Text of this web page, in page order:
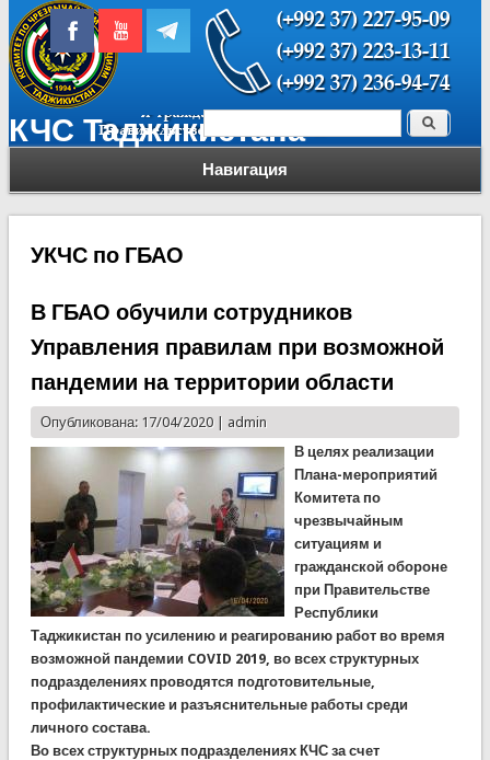
КЧС Таджикистана
Навигация
Форма поиска Поиск
УКЧС по ГБАО
В ГБАО обучили сотрудников
Управления правилам при возможной
пандемии на территории области
Опубликована: 17/04/2020 | admin
В целях реализации
Плана-мероприятий
Комитета по
чрезвычайным
ситуациям и
гражданской обороне
при Правительстве
Республики
Таджикистан по усилению и реагированию работ во время
возможной пандемии COVID 2019, во всех структурных
подразделениях проводятся подготовительные,
профилактические и разъяснительные работы среди
личного состава.
Во всех структурных подразделениях КЧС за счет